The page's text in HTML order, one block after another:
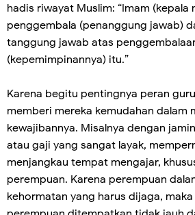
hadis riwayat Muslim: “Imam (kepala
penggembala (penanggung jawab)
tanggung jawab atas
(kepemimpinannya) itu.”
Karena begitu pentingnya peran
memberi mereka kemudahan dalam
kewajibannya. Misalnya dengan
atau gaji yang sangat layak,
menjangkau tempat mengajar,
perempuan. Karena perempuan
kehormatan yang harus dijaga,